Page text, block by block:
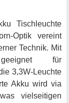
Tischleuchte
Optik vereint
Technik. Mit
für
3,3W-Leuchte
Akku wird via
vielseitigen